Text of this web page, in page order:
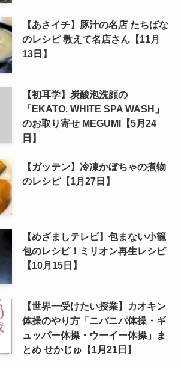
【あさイチ】豚汁の名店 たちばな
のレシピ 教えて名店さん【11月
13日】
【初耳学】炭酸泡洗顔の
「EKATO. WHITE SPA WASH」
のお取り寄せ MEGUMI【5月24
日】
【ガッテン】冷凍かぼちゃの煮物
のレシピ【1月27日】
【めざましテレビ】包まない小籠
包のレシピ！ミリオン再生レシピ
【10月15日】
【世界一受けたい授業】カオキン
体操のやり方「ニパニパ体操・ギ
ュッパー体操・ウーイー体操」ま
とめ せかじゅ【1月21日】